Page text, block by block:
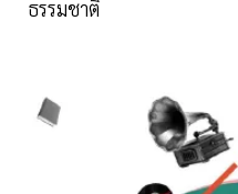
ธรรมชาติ